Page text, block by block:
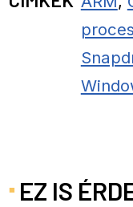
EZ IS